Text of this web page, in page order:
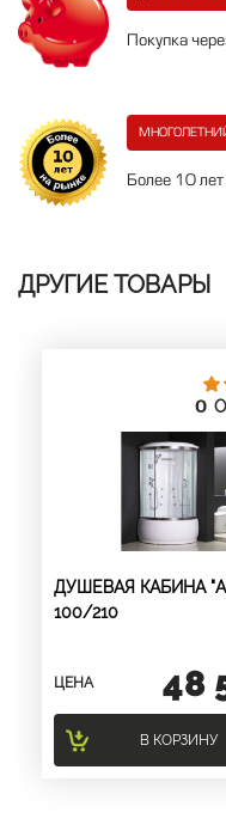
Покупка
Более 10
ДРУГИЕ ТОВАРЫ
0
ДУШЕВАЯ КАБИНА
100/210
ЦЕНА 48
В КОРЗИНУ